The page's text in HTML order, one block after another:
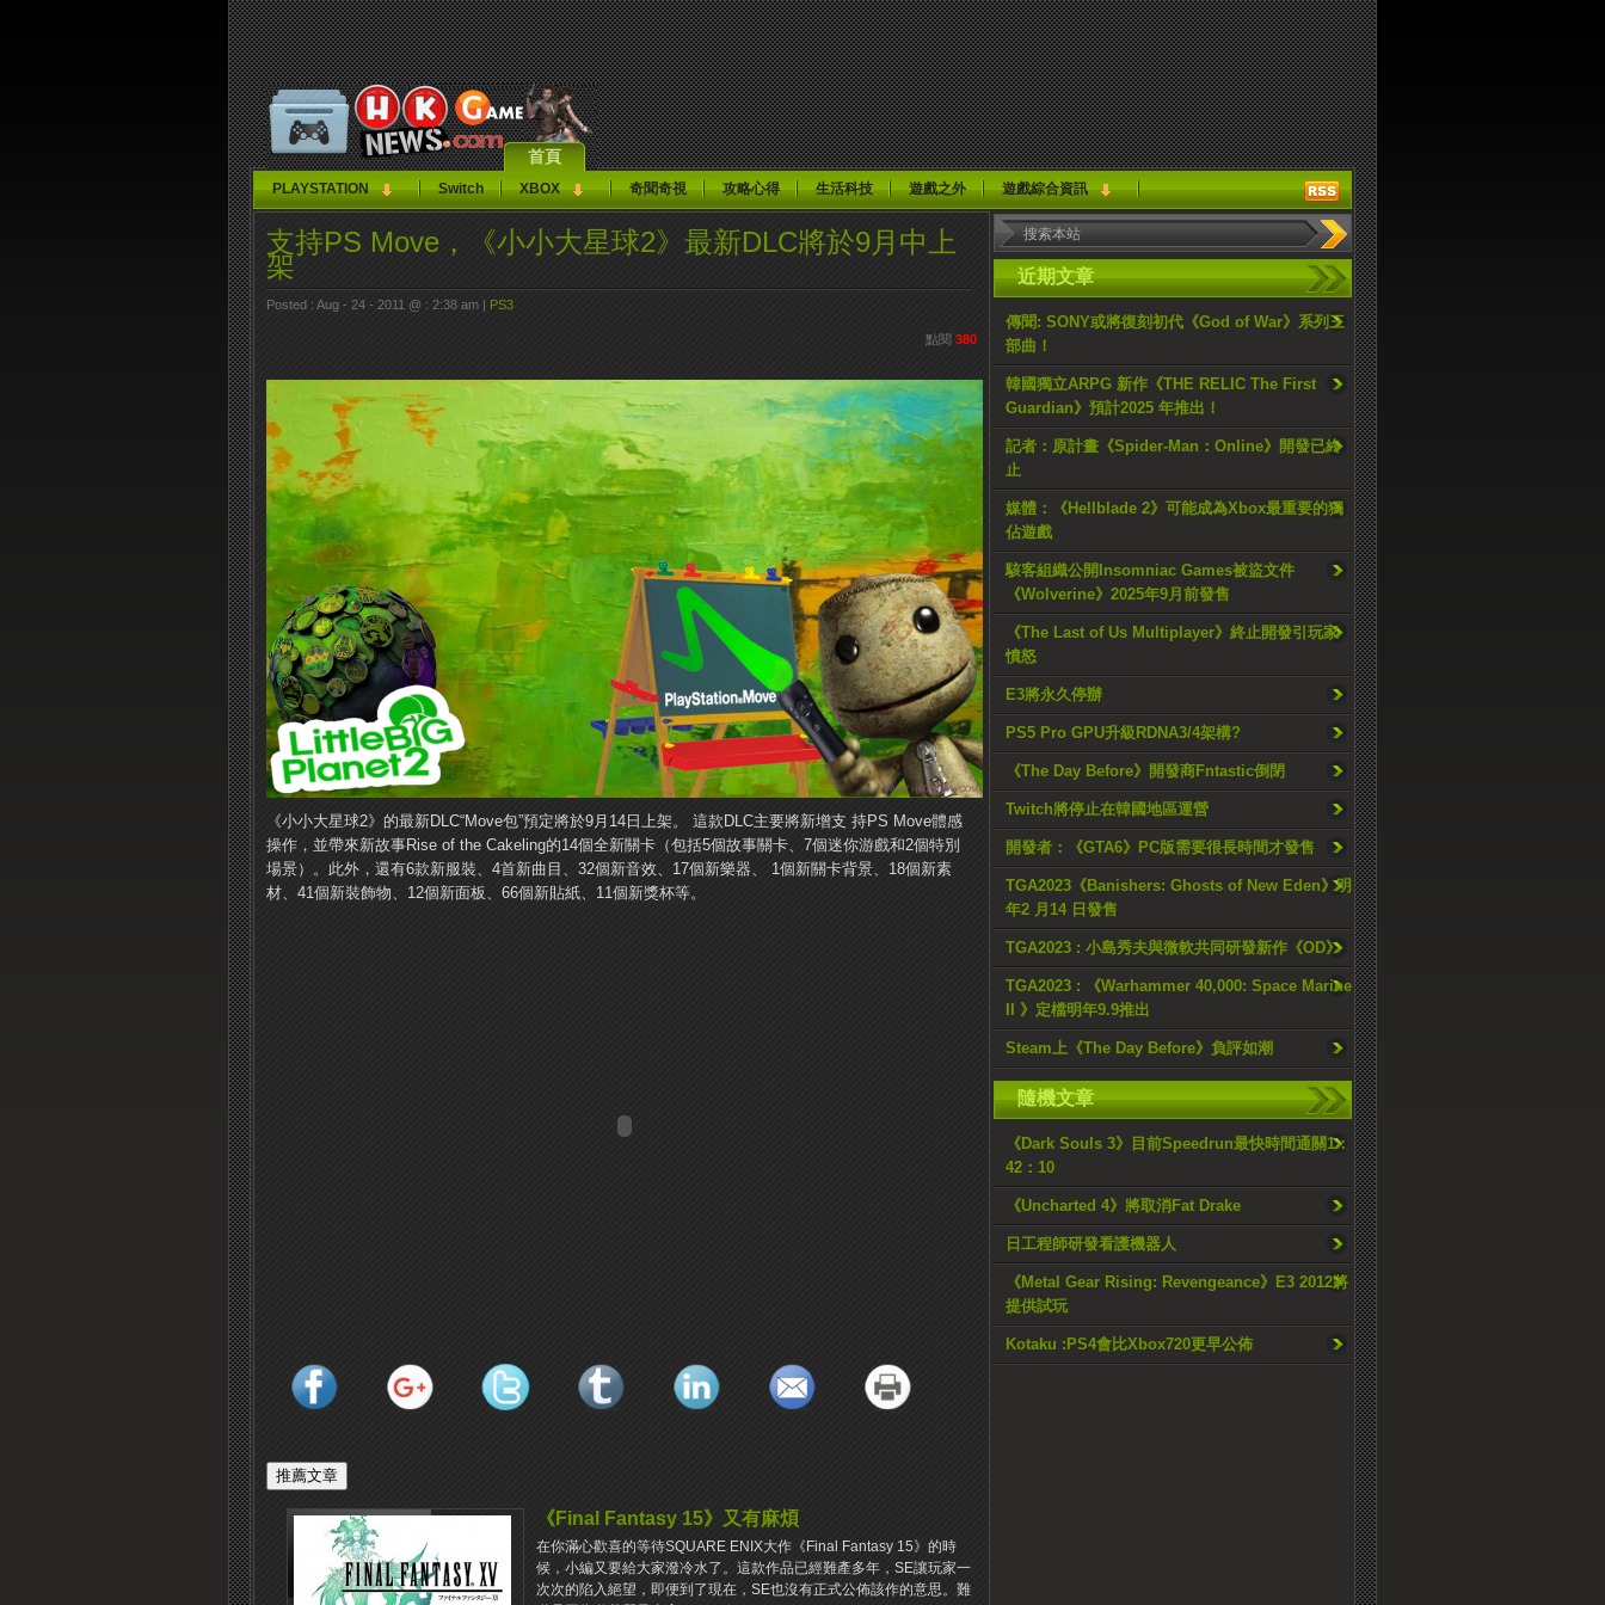
首頁
PLAYSTATION Switch XBOX 奇聞奇視 攻略心得 生活科技 遊戲之外 遊戲綜合資訊
近期文章
傳聞: SONY或將復刻初代《God of War》系列三
部曲！
韓國獨立ARPG 新作《THE RELIC The First
Guardian》預計2025 年推出！
記者：原計畫《Spider-Man：Online》開發已終
止
媒體：《Hellblade 2》可能成為Xbox最重要的獨
佔遊戲
駭客組織公開Insomniac Games被盜文件
《Wolverine》2025年9月前發售
《The Last of Us Multiplayer》終止開發引玩家
憤怒
E3將永久停辦
PS5 Pro GPU升級RDNA3/4架構?
《The Day Before》開發商Fntastic倒閉
Twitch將停止在韓國地區運營
開發者：《GTA6》PC版需要很長時間才發售
TGA2023《Banishers: Ghosts of New Eden》明
年2 月14 日發售
TGA2023 : 小島秀夫與微軟共同研發新作《OD》
TGA2023 : 《Warhammer 40,000: Space Marine
II 》定檔明年9.9推出
Steam上《The Day Before》負評如潮
隨機文章
《Dark Souls 3》目前Speedrun最快時間通關1：
42：10
《Uncharted 4》將取消Fat Drake
日工程師研發看護機器人
《Metal Gear Rising: Revengeance》E3 2012將
提供試玩
Kotaku :PS4會比Xbox720更早公佈
支持PS Move，《小小大星球2》最新DLC將於9月中上
架
Posted : Aug - 24 - 2011 @ : 2:38 am | PS3
點閱 380
《小小大星球2》的最新DLC“Move包”預定將於9月14日上架。
這款DLC主要將新增支 ​​持PS Move體感
操作，並帶來新故事Rise of the Cakeling的14個全新關卡（包括5個故事關卡、7個迷你游戲和2個特別
場景）。 此外，還有6款新服裝、4首新曲目、32個新音效、17個新樂器、 1個新關卡背景、18個新素
材、41個新裝飾物、12個新面板、66個新貼紙、11個新獎杯等。
《Final Fantasy 15》又有麻煩
在你滿心歡喜的等待SQUARE ENIX大作《Final Fantasy 15》的時
候，小編又要給大家潑冷水了。這款作品已經難產多年，SE讓玩家一
次次的陷入絕望，即便到了現在，SE也沒有正式公佈該作的意思。難